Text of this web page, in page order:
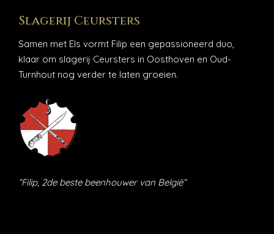
Slagerij Ceursters
Samen met Els vormt Filip een gepassioneerd duo,
klaar om slagerij Ceursters in Oosthoven en Oud-
Turnhout nog verder te laten groeien.
“Filip, 2de beste beenhouwer van België”